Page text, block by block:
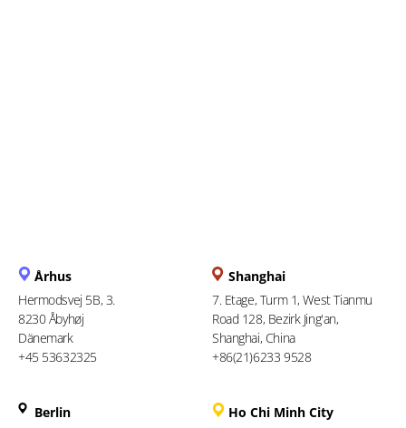
Århus
Hermodsvej 5B, 3.
8230 Åbyhøj
Dänemark
+45 53632325
Shanghai
7. Etage, Turm 1, West Tianmu
Road 128, Bezirk Jing'an,
Shanghai, China
+86(21)6233 9528
Berlin
Ho Chi Minh City